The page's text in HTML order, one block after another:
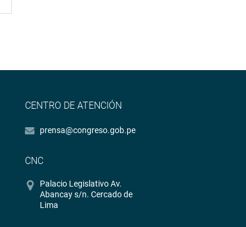
CENTRO DE ATENCIÓN
prensa@congreso.gob.pe
CNC
Palacio Legislativo Av.
Abancay s/n. Cercado de
Lima